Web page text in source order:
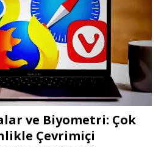
ve Biyometri: Çok
Çevrimiçi